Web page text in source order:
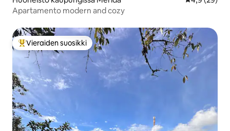
Apartamento modern and cozy
Vieraiden suosikkien parhaimmistoa
Vieraiden suosikki